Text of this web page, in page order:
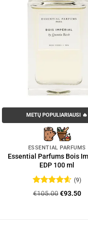
METŲ POPULIARIAUSI 🔥
ESSENTIAL PARFUMS
Essential Parfums Bois
EDP 100 ml
Įvertinimas:
(9)
€105.00Original
€93.50